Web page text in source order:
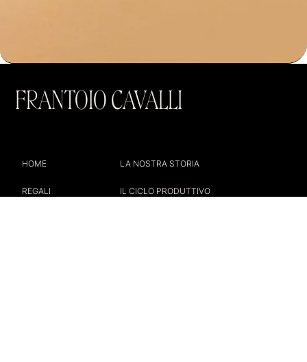
FRANTOIO CAVALLI
HOME
REGALI
LA NOSTRA STORIA
IL CICLO PRODUTTIVO